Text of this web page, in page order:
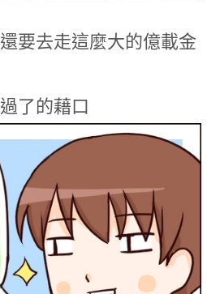
要去走這麼大的億載金
了的藉口